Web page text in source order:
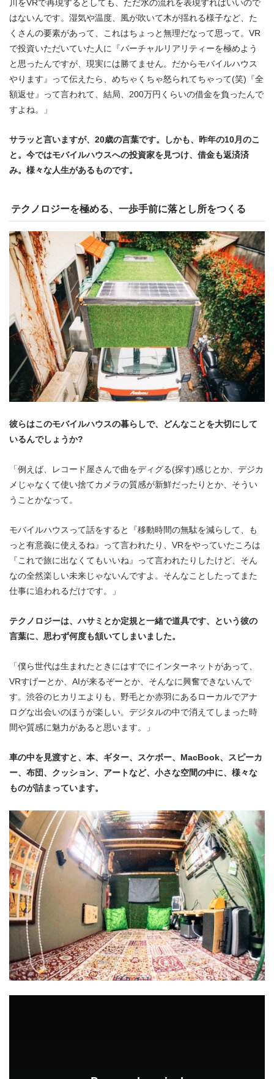
川をVRで再現するとしても、ただ水の流れを表現すればいいので
はないんです。湿気や温度、風が吹いて木が揺れる様子など、た
くさんの要素があって、これはちょっと無理だなって思って。VR
で投資いただいていた人に『バーチャルリアリティーを極めよう
と思ったんですが、現実には勝てません。だからモバイルハウス
やります』って伝えたら、めちゃくちゃ怒られてちゃって(笑)『全
額返せ』って言われて、結局、200万円くらいの借金を負ったんで
すよね。」
サラッと言いますが、20歳の言葉です。しかも、昨年の10月のこ
と。今ではモバイルハウスへの投資家を見つけ、借金も返済済
み。様々な人生があるものです。
テクノロジーを極める、一歩手前に落とし所をつくる
彼らはこのモバイルハウスの暮らしで、どんなことを大切にして
いるんでしょうか?
「例えば、レコード屋さんで曲をディグる(探す)感じとか、デジカ
メじゃなくて使い捨てカメラの質感が新鮮だったりとか、そうい
うことかなって。
モバイルハウスって話をすると『移動時間の無駄を減らして、も
っと有意義に使えるね』って言われたり、VRをやっていたころは
『これで旅に出なくてもいいね』って言われたりしたけど、そん
なの全然楽しい未来じゃないんですよ。そんなことしたってまた
仕事に追われるだけです。」
テクノロジーは、ハサミとか定規と一緒で道具です、という彼の
言葉に、思わず何度も頷いてしまいました。
「僕ら世代は生まれたときにはすでにインターネットがあって、
VRすげーとか、AIが来るぞーとか、そんなに興奮できないんで
す。渋谷のヒカリエよりも、野毛とか赤羽にあるローカルでアナ
ログな出会いのほうが楽しい。デジタルの中で消えてしまった時
間や質感に魅力があると思います。」
車の中を見渡すと、本、ギター、スケボー、MacBook、スピーカ
ー、布団、クッション、アートなど、小さな空間の中に、様々な
ものが詰まっています。